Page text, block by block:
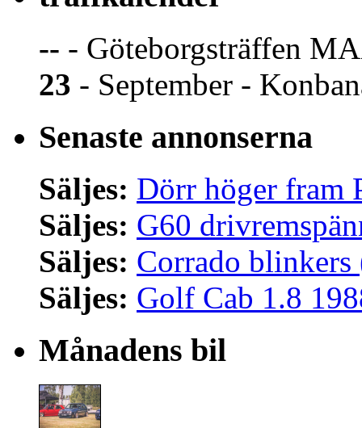
-- - Göteborgsträffen
23 - September -
Senaste annonserna
Säljes: Dörr höger fram
Säljes: G60
Säljes: Corrado
Säljes: Golf Cab 1.8
Månadens bil